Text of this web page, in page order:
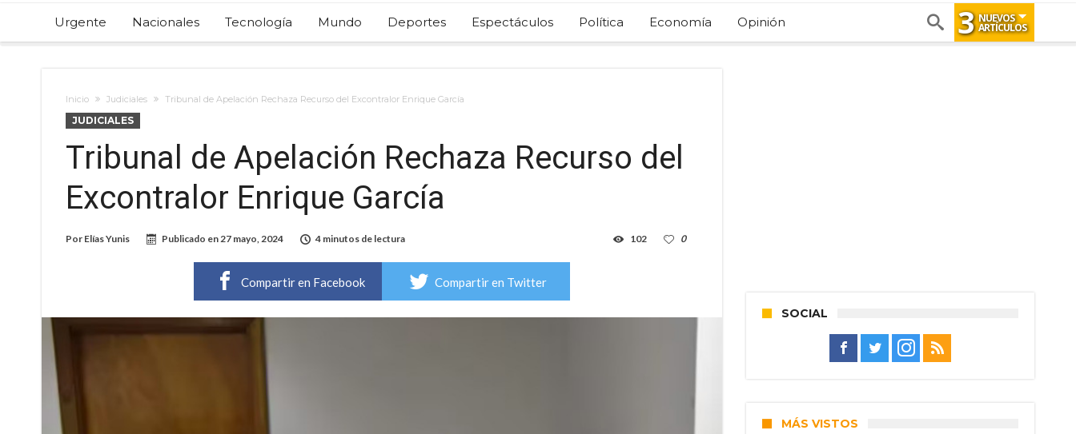
Urgente Nacionales Tecnología Mundo Deportes Espectáculos Política Economía Opinión 3 NUEVOS
ARTÍCULOS
Inicio Judiciales Tribunal de Apelación Rechaza Recurso del Excontralor Enrique García
JUDICIALES
Tribunal de Apelación Rechaza Recurso del
Excontralor Enrique García
Por Elías Yunis Publicado en27 mayo, 2024 4 minutos de lectura 0
102
Compartir en Facebook Compartir en Twitter
SOCIAL
MÁS VISTOS